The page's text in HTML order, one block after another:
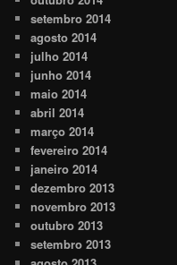
setembro 2014
agosto 2014
julho 2014
junho 2014
maio 2014
abril 2014
março 2014
fevereiro 2014
janeiro 2014
dezembro 2013
novembro 2013
outubro 2013
setembro 2013